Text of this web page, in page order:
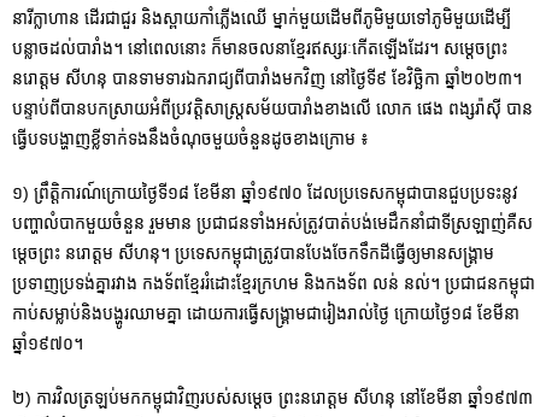
នារីក្លាហាន ដើរជាជួរ និងស្ពាយកាំភ្លើងឈើ ម្នាក់មួយដើមពីភូមិមួយទៅភូមិមួយដើម្បី
បន្លាចដល់បារាំង។ នៅពេលនោះ ក៏មានចលនាខ្មែរឥស្សរៈកើតឡើងដែរ។ សម្តេចព្រះ
នរោត្តម សីហនុ បានទាមទារឯករាជ្យពីបារាំងមកវិញ នៅថ្ងៃទី៩ ខែវិច្ឆិកា ឆ្នាំ២០២៣។
បន្ទាប់ពីបានបកស្រាយអំពីប្រវត្តិសាស្ត្រសម័យបារាំងខាងលើ លោក ផេង ពង្សរ៉ាស៊ី បាន
ធ្វើបទបង្ហាញខ្លីទាក់ទងនឹងចំណុចមួយចំនួនដូចខាងក្រោម ៖
១) ព្រឹត្តិការណ៍ក្រោយថ្ងៃទី១៨ ខែមីនា ឆ្នាំ១៩៧០ ដែលប្រទេសកម្ពុជាបានជួបប្រទះនូវ
បញ្ហាលំបាកមួយចំនួន រួមមាន ប្រជាជនទាំងអស់ត្រូវបាត់បង់មេដឹកនាំជាទីស្រឡាញ់គឺស
ម្តេចព្រះ នរោត្តម សីហនុ។ ប្រទេសកម្ពុជាត្រូវបានបែងចែកទឹកដីធ្វើឲ្យមានសង្គ្រាម
ប្រទាញប្រទង់គ្នារវាង កងទ័ពខ្មែររំដោះខ្មែរក្រហម និងកងទ័ព លន់ នល់។ ប្រជាជនកម្ពុជា
កាប់សម្លាប់និងបង្ហូរឈាមគ្នា ដោយការធ្វើសង្គ្រាមជារៀងរាល់ថ្ងៃ ក្រោយថ្ងៃ១៨ ខែមីនា
ឆ្នាំ១៩៧០។
២) ការវិលត្រឡប់មកកម្ពុជាវិញរបស់សម្តេច ព្រះនរោត្តម សីហនុ នៅខែមីនា ឆ្នាំ១៩៧៣